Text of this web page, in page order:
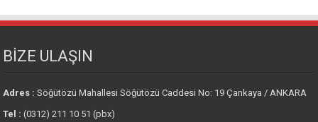
BİZE ULAŞIN
Adres :Söğütözü Mahallesi Söğütözü Caddesi No: 19 Çankaya / ANKARA
Tel : (0312) 211 10 51 (pbx)